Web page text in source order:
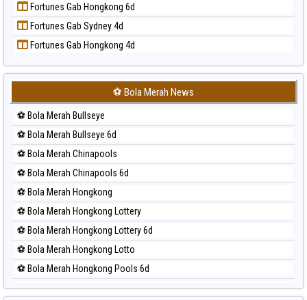
Prediksi Singapore
Prediksi Sydney
Prediksi Sydney Lottery
Prediksi Sydney Lottery 6d
Prediksi Sydney Pools 6d
Prediksi Taipei
Prediksi Taiwan
Fortunes Gab Hongkong 6d
Fortunes Gab Sydney 4d
Fortunes Gab Hongkong 4d
⚽ Bola Merah News
⚽ Bola Merah Bullseye
⚽ Bola Merah Bullseye 6d
⚽ Bola Merah Chinapools
⚽ Bola Merah Chinapools 6d
⚽ Bola Merah Hongkong
⚽ Bola Merah Hongkong Lottery
⚽ Bola Merah Hongkong Lottery 6d
⚽ Bola Merah Hongkong Lotto
⚽ Bola Merah Hongkong Pools 6d
⚽ Bola Merah Japan